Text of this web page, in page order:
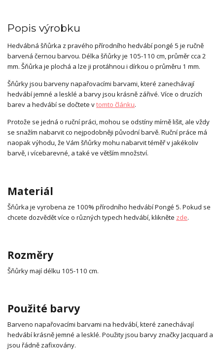
Popis výrobku
Hedvábná šňůrka z pravého přírodního hedvábí pongé 5 je ručně
barvená černou barvou. Délka šňůrky je 105-110 cm, průměr cca 2
mm. Šňůrka je plochá a lze ji protáhnou i dírkou o průměru 1 mm.
Šňůrky jsou barveny napařovacími barvami, které zanechávají
hedvábí jemné a lesklé a barvy jsou krásně zářivé. Více o druzích
barev a hedvábí se dočtete vtomto článku.
Protože se jedná o ruční práci, mohou se odstíny mírně lišit, ale vždy
se snažím nabarvit co nejpodobněji původní barvě. Ruční práce má
naopak výhodu, že Vám šňůrky mohu nabarvit téměř v jakékoliv
barvě, i vícebarevné, a také ve větším množství.
Materiál
Šňůrka je vyrobena ze 100% přírodního hedvábí Pongé 5. Pokud se
chcete dozvědět více o různých typech hedvábí, klikněte zde.
Rozměry
Šňůrky mají délku 105-110 cm.
Použité barvy
Barveno napařovacími barvami na hedvábí, které zanechávají
hedvábí krásně jemné a lesklé. Použity jsou barvy značky Jacquard a
jsou řádně zafixovány.